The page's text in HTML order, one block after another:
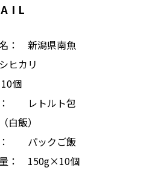
： 新潟県南魚
ヒカリ
個
レトルト包
白飯）
パックご飯
： 150g×10個